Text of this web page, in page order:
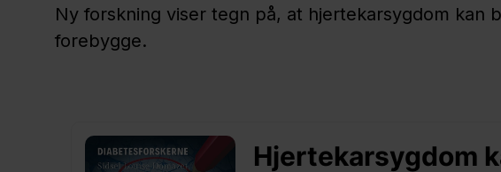
Ny forskning viser tegn på, at hjertekarsygdom kan
forebygge.